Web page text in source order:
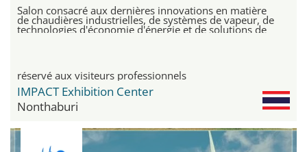
Salon consacré aux dernières innovations en matière
de chaudières industrielles, de systèmes de vapeur, de
technologies d'économie d'énergie et de solutions de
réservé aux visiteurs professionnels
IMPACT Exhibition Center
Nonthaburi